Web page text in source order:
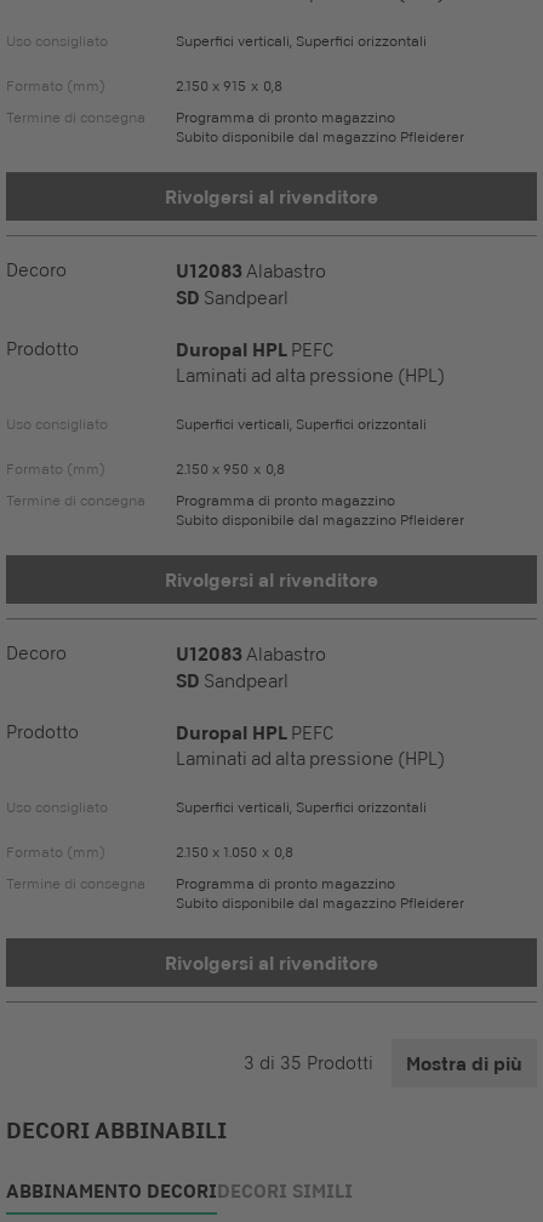
Uso consigliato Superfici verticali, Superfici orizzontali
Formato (mm)
2.150 x 915 x 0,8
Termine di consegna
Programma di pronto magazzino
Subito disponibile dal magazzino Pfleiderer
Rivolgersi al rivenditore
Decoro U12083Alabastro
SD Sandpearl
Prodotto Duropal HPL PEFC
Laminati ad alta pressione (HPL)
Uso consigliato Superfici verticali, Superfici orizzontali
Formato (mm)
2.150 x 950 x 0,8
Termine di consegna
Programma di pronto magazzino
Subito disponibile dal magazzino Pfleiderer
Rivolgersi al rivenditore
Decoro U12083Alabastro
SD Sandpearl
Prodotto Duropal HPL PEFC
Laminati ad alta pressione (HPL)
Uso consigliato Superfici verticali, Superfici orizzontali
Formato (mm)
2.150 x 1.050 x 0,8
Termine di consegna
Programma di pronto magazzino
Subito disponibile dal magazzino Pfleiderer
Rivolgersi al rivenditore
3 di 35 Prodotti Mostra di più
DECORI ABBINABILI
ABBINAMENTO DECORIDECORI SIMILI